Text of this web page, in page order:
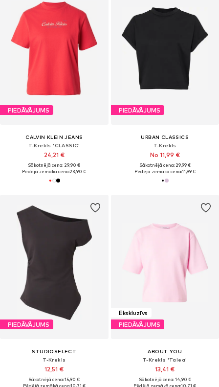
PIEDĀVĀJUMS
CALVIN KLEIN JEANS
T-Krekls 'CLASSIC'
24,21 €
Sākotnējā cena: 29,90 €
Pēdējā zemākā cena:23,90 €
PIEDĀVĀJUMS
URBAN CLASSICS
T-Krekls
No 11,99 €
Sākotnējā cena: 29,99 €
Pēdējā zemākā cena:11,99 €
PIEDĀVĀJUMS
STUDIOSELECT
T-Krekls
12,51 €
Sākotnējā cena: 15,90 €
Ekskluzīvs
PIEDĀVĀJUMS
ABOUT YOU
T-Krekls 'Talea'
13,41 €
Sākotnējā cena: 14,90 €